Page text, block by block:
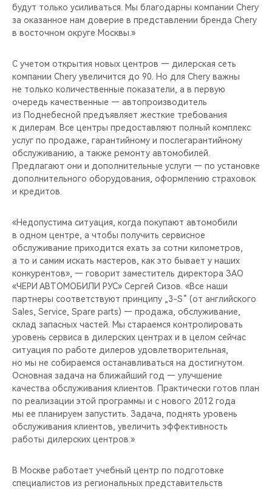
будут только усиливаться. Мы благодарны компании Chery
за оказанное нам доверие в представлении бренда Chery
в восточном округе Москвы.»
С учетом открытия новых центров — дилерская сеть
компании Chery увеличится до 90. Но для Chery важны
не только количественные показатели, а в первую
очередь качественные — автопроизводитель
из Поднебесной предъявляет жесткие требования
к дилерам. Все центры предоставляют полный комплекс
услуг по продаже, гарантийному и послегарантийному
обслуживанию, а также ремонту автомобилей.
Предлагают они и дополнительные услуги — по установке
дополнительного оборудования, оформлению страховок
и кредитов.
«Недопустима ситуация, когда покупают автомобили
в одном центре, а чтобы получить сервисное
обслуживание приходится ехать за сотни километров,
а то и самим искать мастеров, как это бывает у наших
конкурентов», — говорит заместитель директора ЗАО
«ЧЕРИ АВТОМОБИЛИ РУС» Сергей Сизов. «Все наши
партнеры соответствуют принципу „3-S“ (от английского
Sales, Service, Spare parts) — продажа, обслуживание,
склад запасных частей. Мы стараемся контролировать
уровень сервиса в дилерских центрах и в целом сейчас
ситуация по работе дилеров удовлетворительная,
но мы не собираемся останавливаться на достигнутом.
Основная задача на ближайший год — улучшение
качества обслуживания клиентов. Практически готов план
по реализации этой программы и с нового 2012 года
мы ее планируем запустить. Задача, поднять уровень
обслуживания клиентов, увеличить эффективность
работы дилерских центров.»
В Москве работает учебный центр по подготовке
специалистов из региональных представительств